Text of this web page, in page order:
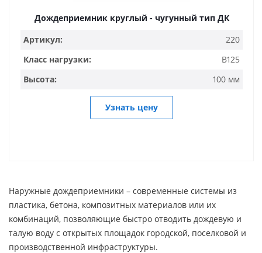
Дождеприемник круглый - чугунный тип ДК
Артикул:
220
Класс нагрузки:
B125
Высота:
100 мм
Узнать цену
Наружные дождеприемники – современные системы из
пластика, бетона, композитных материалов или их
комбинаций, позволяющие быстро отводить дождевую и
талую воду с открытых площадок городской, поселковой и
производственной инфраструктуры.